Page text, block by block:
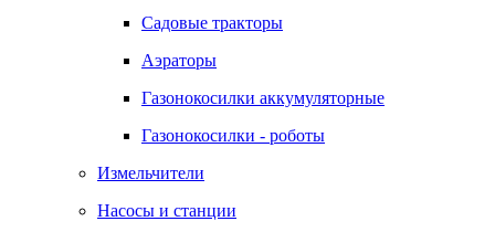
Садовые тракторы
Аэраторы
Газонокосилки аккумуляторные
Газонокосилки - роботы
Измельчители
Насосы и станции